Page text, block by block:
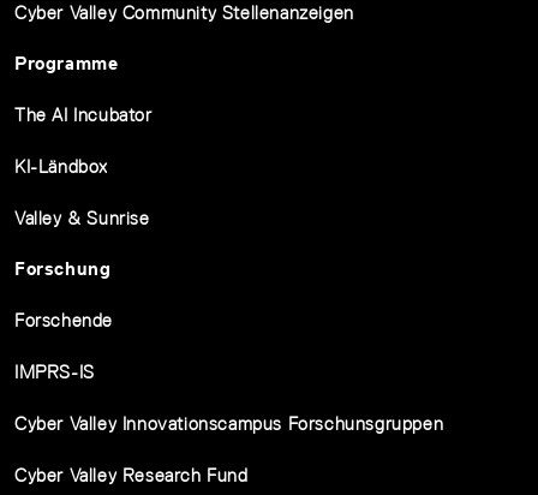
Cyber Valley Community Stellenanzeigen
Programme
The AI Incubator
KI-Ländbox
Valley & Sunrise
Forschung
Forschende
IMPRS-IS
Cyber Valley Innovationscampus Forschunsgruppen
Cyber Valley Research Fund